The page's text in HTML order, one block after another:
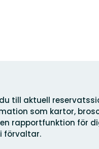
du till aktuell
som kartor,
rapportfunktion för
förvaltar.